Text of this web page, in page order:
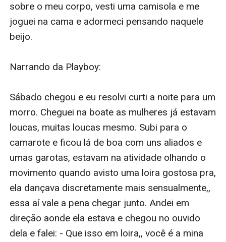
sobre o meu corpo, vesti uma camisola e me
joguei na cama e adormeci pensando naquele
beijo.
Narrando da Playboy:
Sábado chegou e eu resolvi curti a noite para um
morro. Cheguei na boate as mulheres já estavam
loucas, muitas loucas mesmo. Subi para o
camarote e ficou lá de boa com uns aliados e
umas garotas, estavam na atividade olhando o
movimento quando avisto uma loira gostosa pra,
ela dançava discretamente mais sensualmente,,
essa aí vale a pena chegar junto. Andei em
direção aonde ela estava e chegou no ouvido
dela e falei: - Que isso em loira,, você é a mina